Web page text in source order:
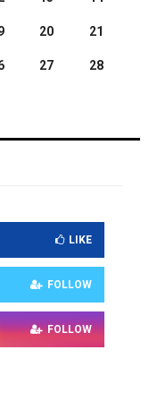
20 21
27
28
LIKE
FOLLOW
FOLLOW